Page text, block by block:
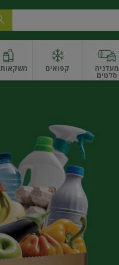
מעדניה
סלטים
קפואים משקאות
בתפזורתפיצוחים, אגוזים